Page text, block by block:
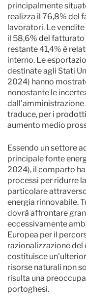
principalmente
realizza il 76,8% del
lavoratori. Le
il 58,6% del
restante 41,4% è
interno. Le
destinate agli Stati
2024) hanno
nonostante le
dall'amministrazione
traduce, per i
aumento medio
Essendo un settore
principale fonte
2024), il comparto
processi per ridurre
particolare
energia rinnovabile.
dovrà affrontare
eccessivamente
Europea per il
razionalizzazione
costituisce
risorse naturali non
risulta una
portoghesi.